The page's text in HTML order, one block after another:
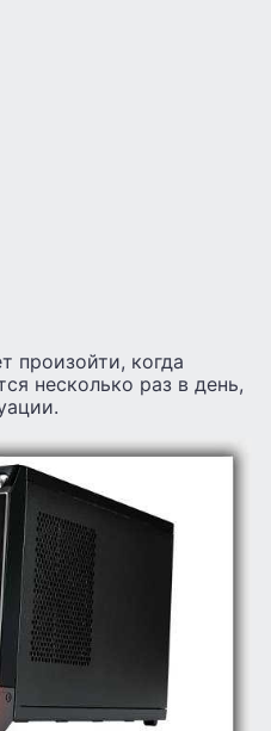
произойти, когда
несколько раз в день,